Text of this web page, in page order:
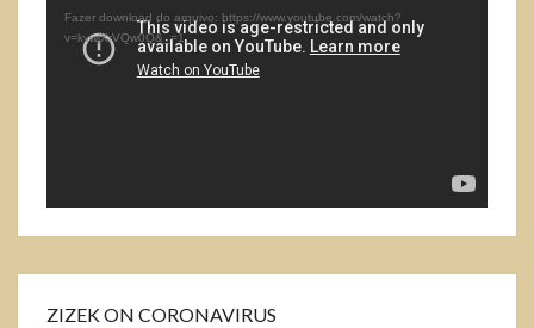
vídeo
Fazer download do arquivo: https://www.youtube.com/watch?
v=kvwjXrVQw0Q&_=1
ZIZEK ON CORONAVIRUS